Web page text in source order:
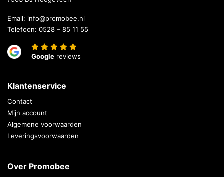
Email: info@promobee.nl
Telefoon: 0528 – 85 11 55
Google reviews
Klantenservice
Contact
Mijn account
Algemene voorwaarden
Leveringsvoorwaarden
Over Promobee